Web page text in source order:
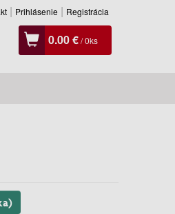
Prihlásenie Registrácia
0.00 €/0ks